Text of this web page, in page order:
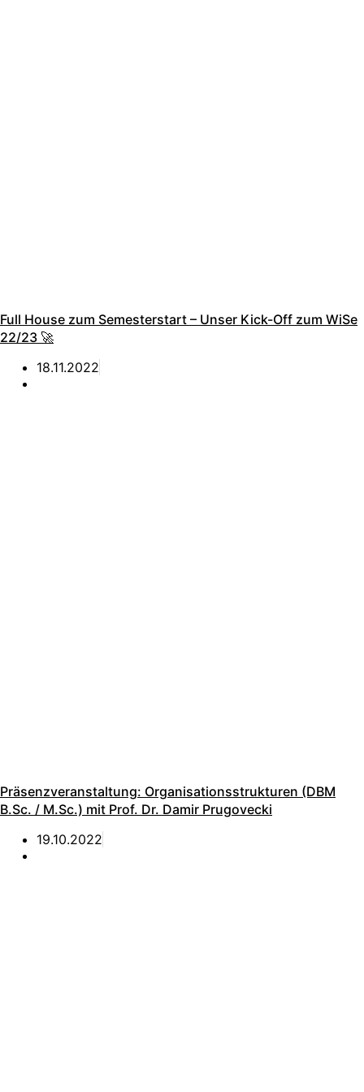
Full House zum Semesterstart – Unser Kick-Off zum WiSe
22/23 🚀
18.11.2022
Präsenzveranstaltung: Organisationsstrukturen (DBM
B.Sc. / M.Sc.) mit Prof. Dr. Damir Prugovecki
19.10.2022